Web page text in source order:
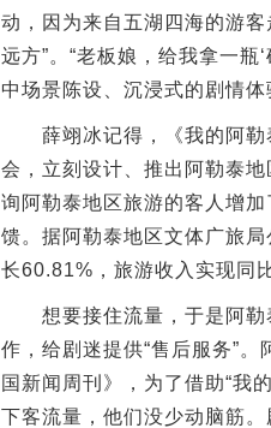
动，因为来自五湖四海的游
远方”。“老板娘，给我拿一
中场景陈设、沉浸式的剧情体
薛翊冰记得，《我的阿勒
会，立刻设计、推出阿勒泰
询阿勒泰地区旅游的客人增
馈。据阿勒泰地区文体广旅
长60.81%，旅游收入实现同
想要接住流量，于是阿勒
作，给剧迷提供“售后服务”
国新闻周刊》，为了借助“我
下客流量，他们没少动脑筋